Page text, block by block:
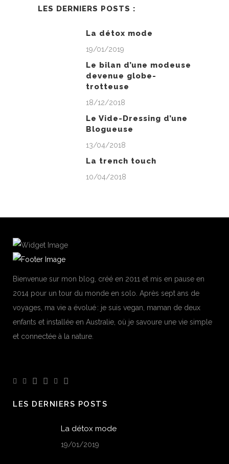
LES DERNIERS POSTS :
La détox mode
19/01/2019
Le bilan d’une modeuse
devenue globe-
trotteuse
18/12/2018
Le Vide-Dressing d’une
Blogueuse
13/04/2018
La trench touch
10/04/2018
Bienvenue sur mon blog, créé en 2011 et mis en pause en
2014 pour un tour du monde en solo. Après sept ans de
voyages, ma vie a évolué : je suis vegan, maman de deux
enfants et installée en Australie, où je savoure une vie simple
et connectée à la nature.
LES DERNIERS POSTS
La détox mode
19/01/2019